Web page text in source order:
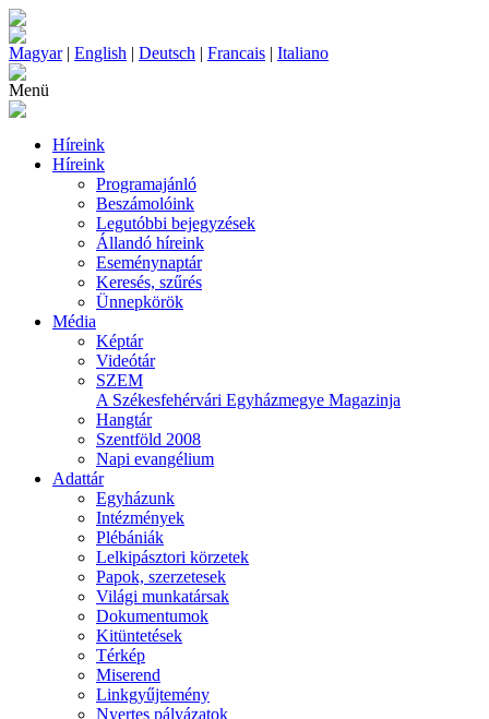
Magyar| English | Deutsch | Francais | Italiano
Menü
Híreink
Híreink
Programajánló
Beszámolóink
Legutóbbi bejegyzések
Állandó híreink
Eseménynaptár
Keresés, szűrés
Ünnepkörök
Média
Képtár
Videótár
SZEM
A Székesfehérvári Egyházmegye Magazinja
Hangtár
Szentföld 2008
Napi evangélium
Adattár
Egyházunk
Intézmények
Plébániák
Lelkipásztori körzetek
Papok, szerzetesek
Világi munkatársak
Dokumentumok
Kitüntetések
Térkép
Miserend
Linkgyűjtemény
Nyertes pályázatok